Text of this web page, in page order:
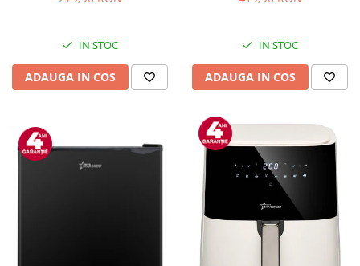
IN STOC
ADAUGA IN COS
IN STOC
ADAUGA IN COS